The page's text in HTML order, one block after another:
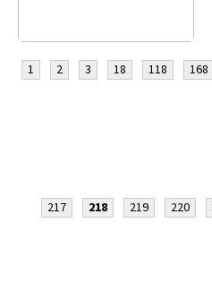
1 2 3 18 118 168
217 218 219 220